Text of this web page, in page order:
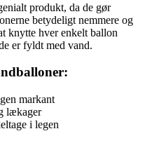
produkt, da de gør
betydeligt nemmere og
knytte hver enkelt ballon
er fyldt med vand.
markant
lækager
i legen